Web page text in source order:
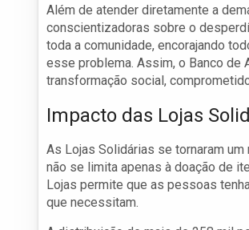
Além de atender diretamente a
conscientizadoras sobre o
toda a comunidade, encorajando
esse problema. Assim, o Banco de
transformação social,
Impacto das Lojas
As Lojas Solidárias se tornaram
não se limita apenas à doação de
Lojas permite que as pessoas
que necessitam.